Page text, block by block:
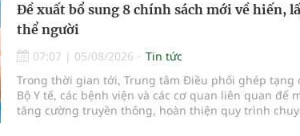
Đề xuất bổ sung 8 chính sách mới về hiến,
thể người
07:07 | 05/08/2026
Tin tức
Trong thời gian tới, Trung tâm Điều phối ghép tạng
Bộ Y tế, các bệnh viện và các cơ quan liên quan để
tăng cường truyền thông, hoàn thiện quy trình